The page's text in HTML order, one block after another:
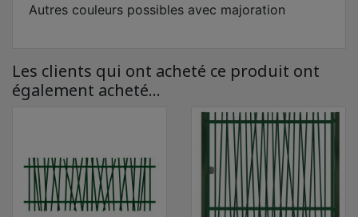
Autres couleurs possibles avec majoration
Les clients qui ont acheté ce produit ont
également acheté...